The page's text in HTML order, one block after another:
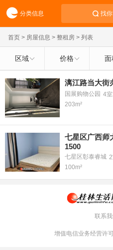
分类信息 找
首页 > 房屋信息 > 整租房 > 列表
区域 价格 面
漓江路当大街
国展购物公园 4
203m²
七星区广西师
1500
七星区彰泰睿城
100m²
联系
增值电信业务经营许